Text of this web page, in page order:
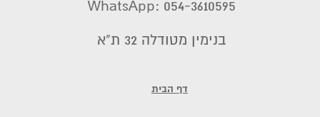
דף הבית
בנימין מטודלה 32 ת"א
WhatsApp: 054-3610595